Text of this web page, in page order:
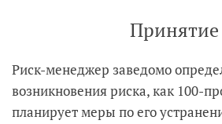
Принятие
Риск-менеджер заведомо
возникновения риска, как 100-
планирует меры по его